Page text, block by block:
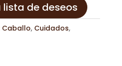
de deseos
Caballo, Cuidados,